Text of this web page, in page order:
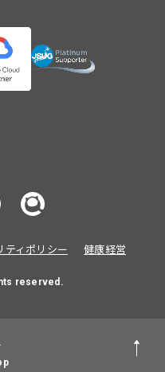
ティポリシー 健康経営
reserved.